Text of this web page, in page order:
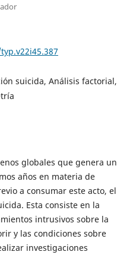
suicida, Análisis factorial,
globales que genera un
años en materia de
a consumar este acto, el
Esta consiste en la
intrusivos sobre la
y las condiciones sobre
investigaciones